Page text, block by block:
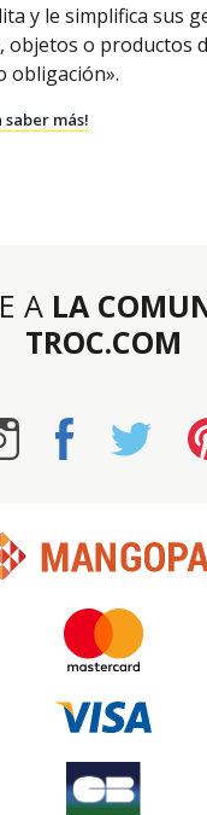
y le simplifica sus
objetos o productos
obligación».
saber más!
A LA
TROC.COM